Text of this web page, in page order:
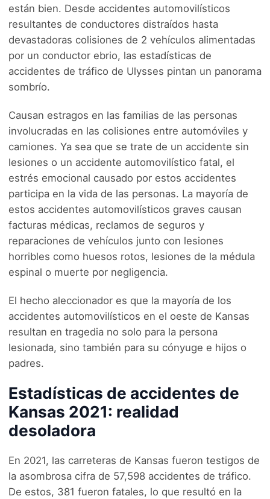
están bien. Desde accidentes automovilísticos
resultantes de conductores distraídos hasta
devastadoras colisiones de 2 vehículos alimentadas
por un conductor ebrio, las estadísticas de
accidentes de tráfico de Ulysses pintan un panorama
sombrío.
Causan estragos en las familias de las personas
involucradas en las colisiones entre automóviles y
camiones. Ya sea que se trate de un accidente sin
lesiones o un accidente automovilístico fatal, el
estrés emocional causado por estos accidentes
participa en la vida de las personas. La mayoría de
estos accidentes automovilísticos graves causan
facturas médicas, reclamos de seguros y
reparaciones de vehículos junto con lesiones
horribles como huesos rotos, lesiones de la médula
espinal o muerte por negligencia.
El hecho aleccionador es que la mayoría de los
accidentes automovilísticos en el oeste de Kansas
resultan en tragedia no solo para la persona
lesionada, sino también para su cónyuge e hijos o
padres.
Estadísticas de accidentes de
Kansas 2021: realidad
desoladora
En 2021, las carreteras de Kansas fueron testigos de
la asombrosa cifra de 57,598 accidentes de tráfico.
De estos, 381 fueron fatales, lo que resultó en la